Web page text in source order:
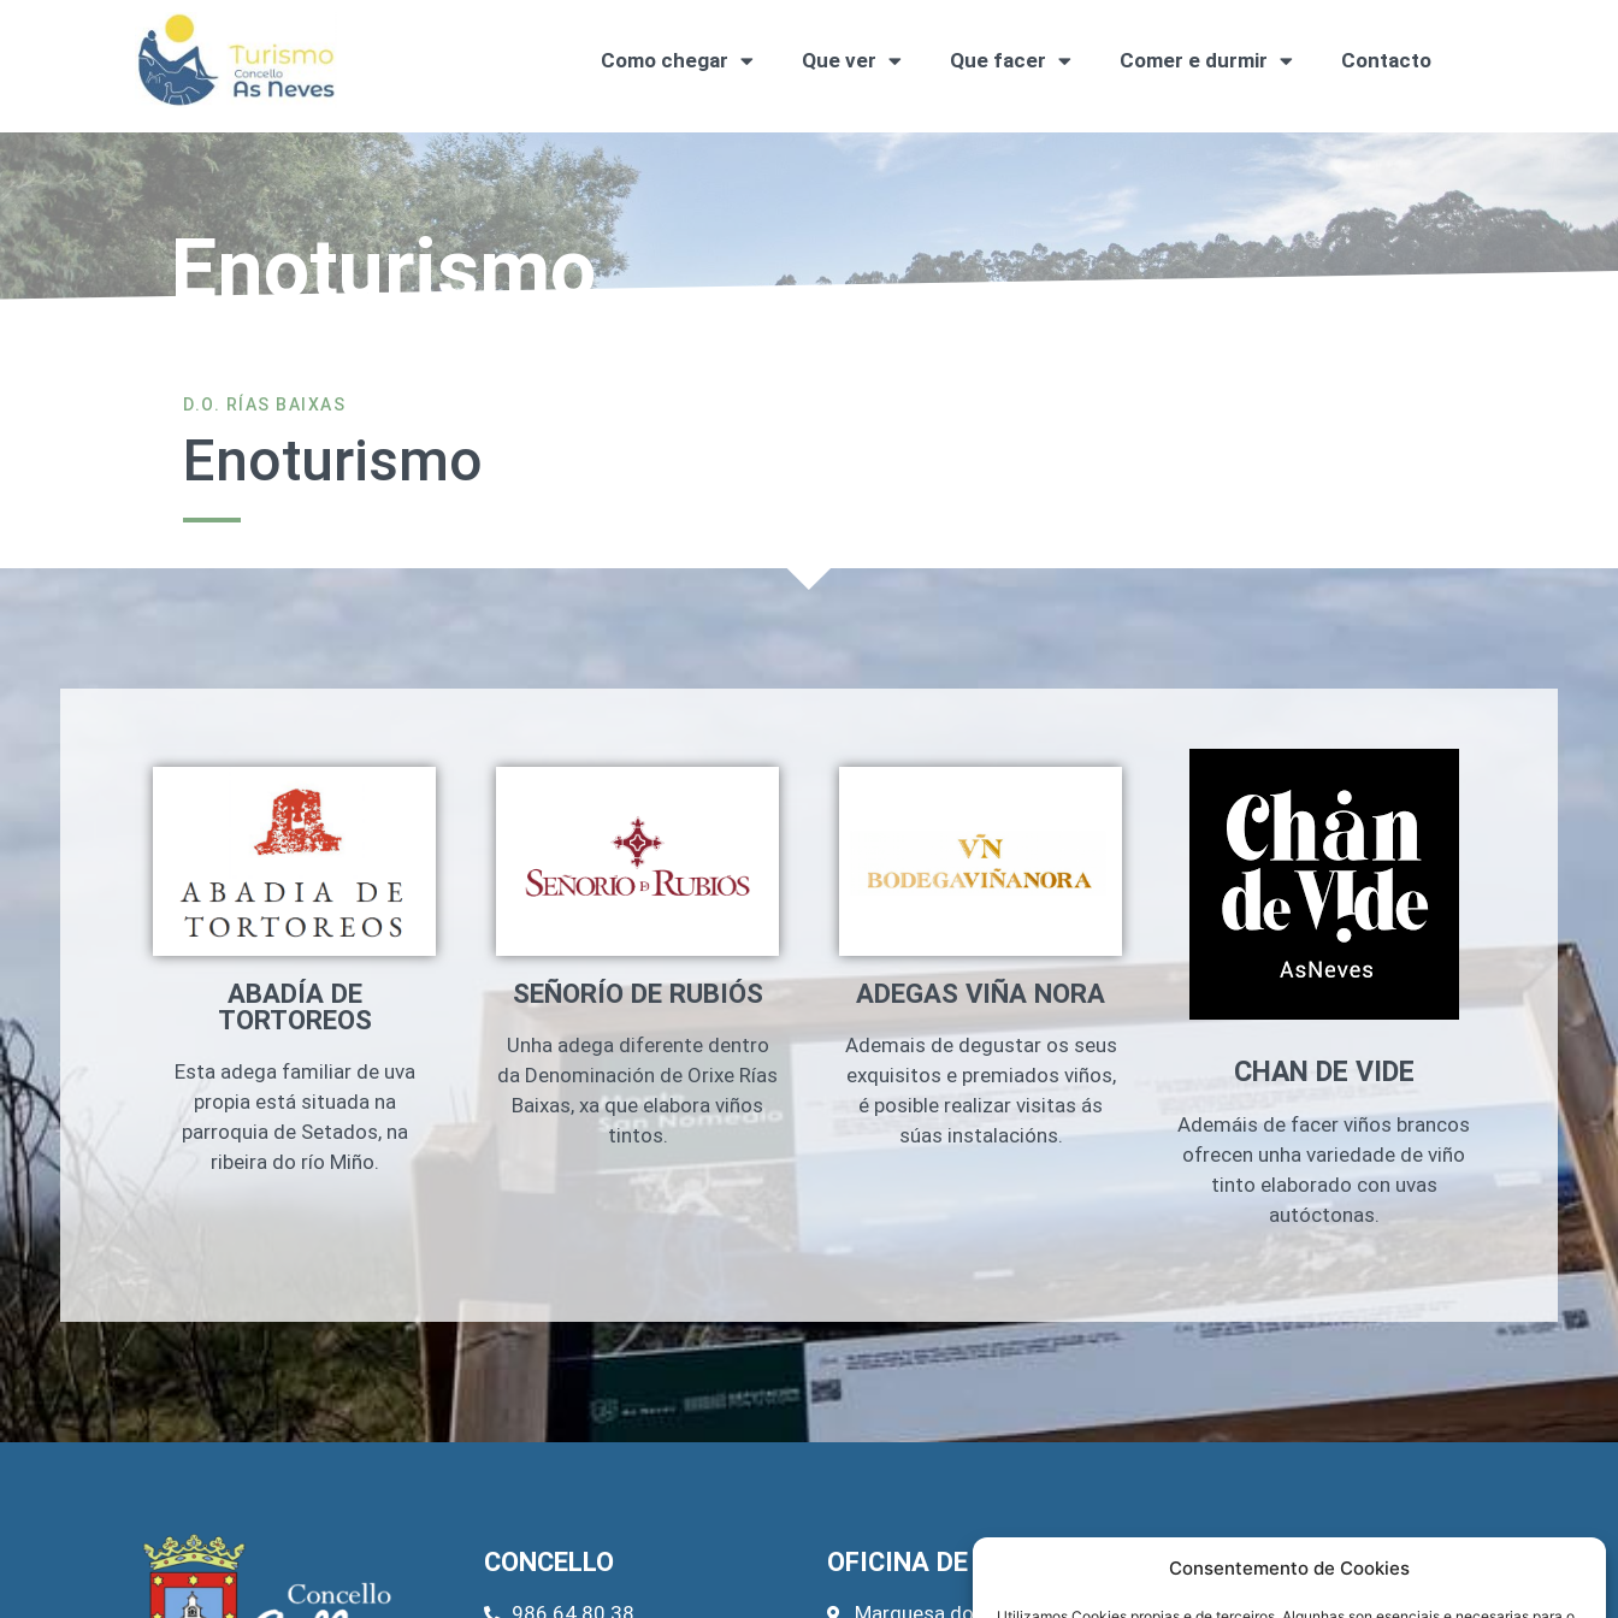
Consentemento de Cookies
Como chegar Que ver Que facer Comer e durmir Contacto
Enoturismo
D.O. RÍAS BAIXAS
Enoturismo
ABADÍA DE
TORTOREOS
Esta adega familiar de uva
propia está situada na
parroquia de Setados, na
ribeira do río Miño.
SEÑORÍO DE RUBIÓS
Unha adega diferente dentro
da Denominación de Orixe Rías
Baixas, xa que elabora viños
tintos.
ADEGAS VIÑA NORA
Ademais de degustar os seus
exquisitos e premiados viños,
é posible realizar visitas ás
súas instalacións.
CHAN DE VIDE
Ademáis de facer viños brancos
ofrecen unha variedade de viño
tinto elaborado con uvas
autóctonas.
CONCELLO OFICINA DE TURISMO
REDES SOCIAIS